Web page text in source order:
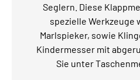
Seglern. Diese
spezielle Werkzeuge
Marlspieker, sowie
Kindermesser mit
Sie unter